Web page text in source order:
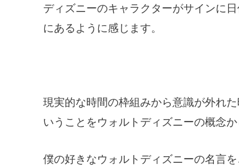
ディズニーのキャラクターがサインに
にあるように感じます。
現実的な時間の枠組みから意識が外れ
いうことをウォルトディズニーの概念か
僕の好きなウォルトディズニーの名言を